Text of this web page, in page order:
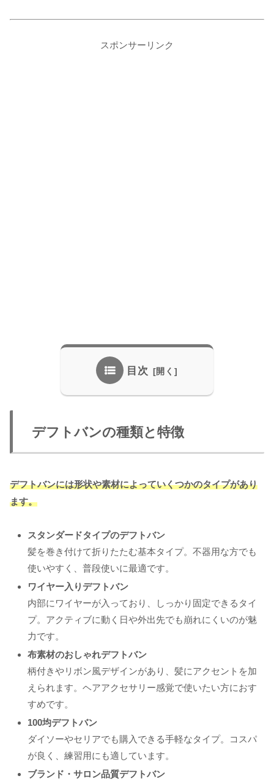
スポンサーリンク
目次
デフトバンの種類と特徴
デフトバンには形状や素材によっていくつかのタイプがあり
ます。
スタンダードタイプのデフトバン
髪を巻き付けて折りたたむ基本タイプ。不器用な方でも
使いやすく、普段使いに最適です。
ワイヤー入りデフトバン
内部にワイヤーが入っており、しっかり固定できるタイ
プ。アクティブに動く日や外出先でも崩れにくいのが魅
力です。
布素材のおしゃれデフトバン
柄付きやリボン風デザインがあり、髪にアクセントを加
えられます。ヘアアクセサリー感覚で使いたい方におす
すめです。
100均デフトバン
ダイソーやセリアでも購入できる手軽なタイプ。コスパ
が良く、練習用にも適しています。
ブランド・サロン品質デフトバン